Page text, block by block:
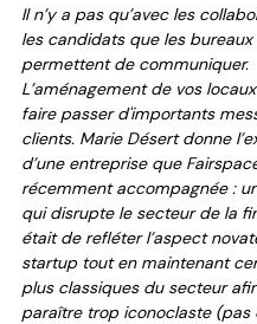
Il n’y a pas qu’avec les
les candidats que les bureaux
permettent de communiquer.
L’aménagement de vos
faire passer d'importants
clients. Marie Désert donne
d’une entreprise que
récemment accompagnée :
qui disrupte le secteur de la
était de refléter l’aspect
startup tout en maintenant
plus classiques du secteur
paraître trop iconoclaste (pas